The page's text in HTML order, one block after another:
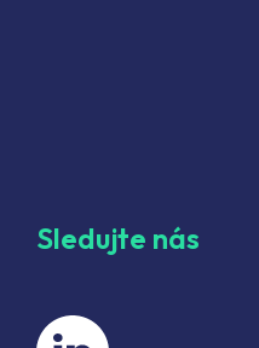
Sledujte nás